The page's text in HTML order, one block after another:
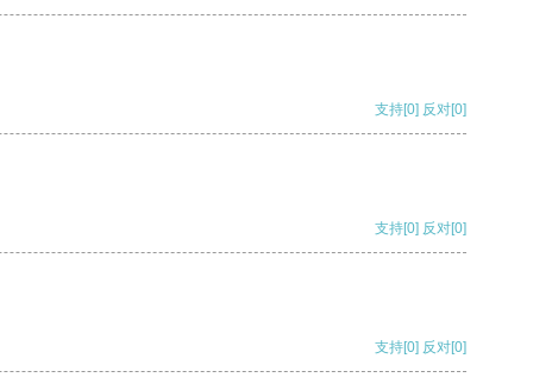
支持[0] 反对[0]
支持[0] 反对[0]
支持[0] 反对[0]